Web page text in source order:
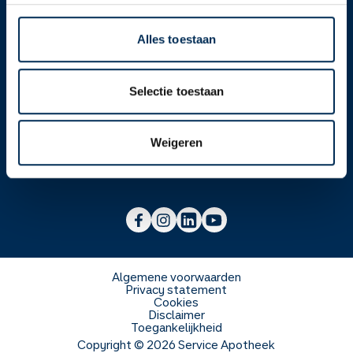
Alles toestaan
Selectie toestaan
Weigeren
Over ons
Over Service Apotheek
Over Mosadex
Franchise informatie
Werken bij
Werken bij het hoofdkantoor
Wetenschap en onderzoek
Voorlichting scholen
Algemene voorwaarden
Privacy statement
Cookies
Disclaimer
Toegankelijkheid
Copyright © 2026 Service Apotheek